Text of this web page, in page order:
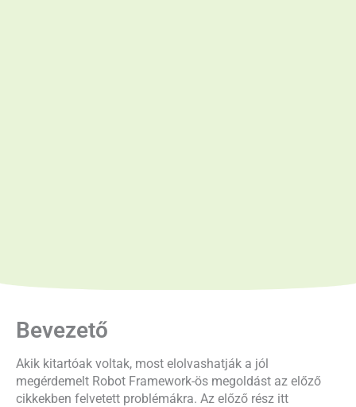
Bevezető
Akik kitartóak voltak, most elolvashatják a jól
megérdemelt Robot Framework-ös megoldást az előző
cikkekben felvetett problémákra. Az előző rész itt